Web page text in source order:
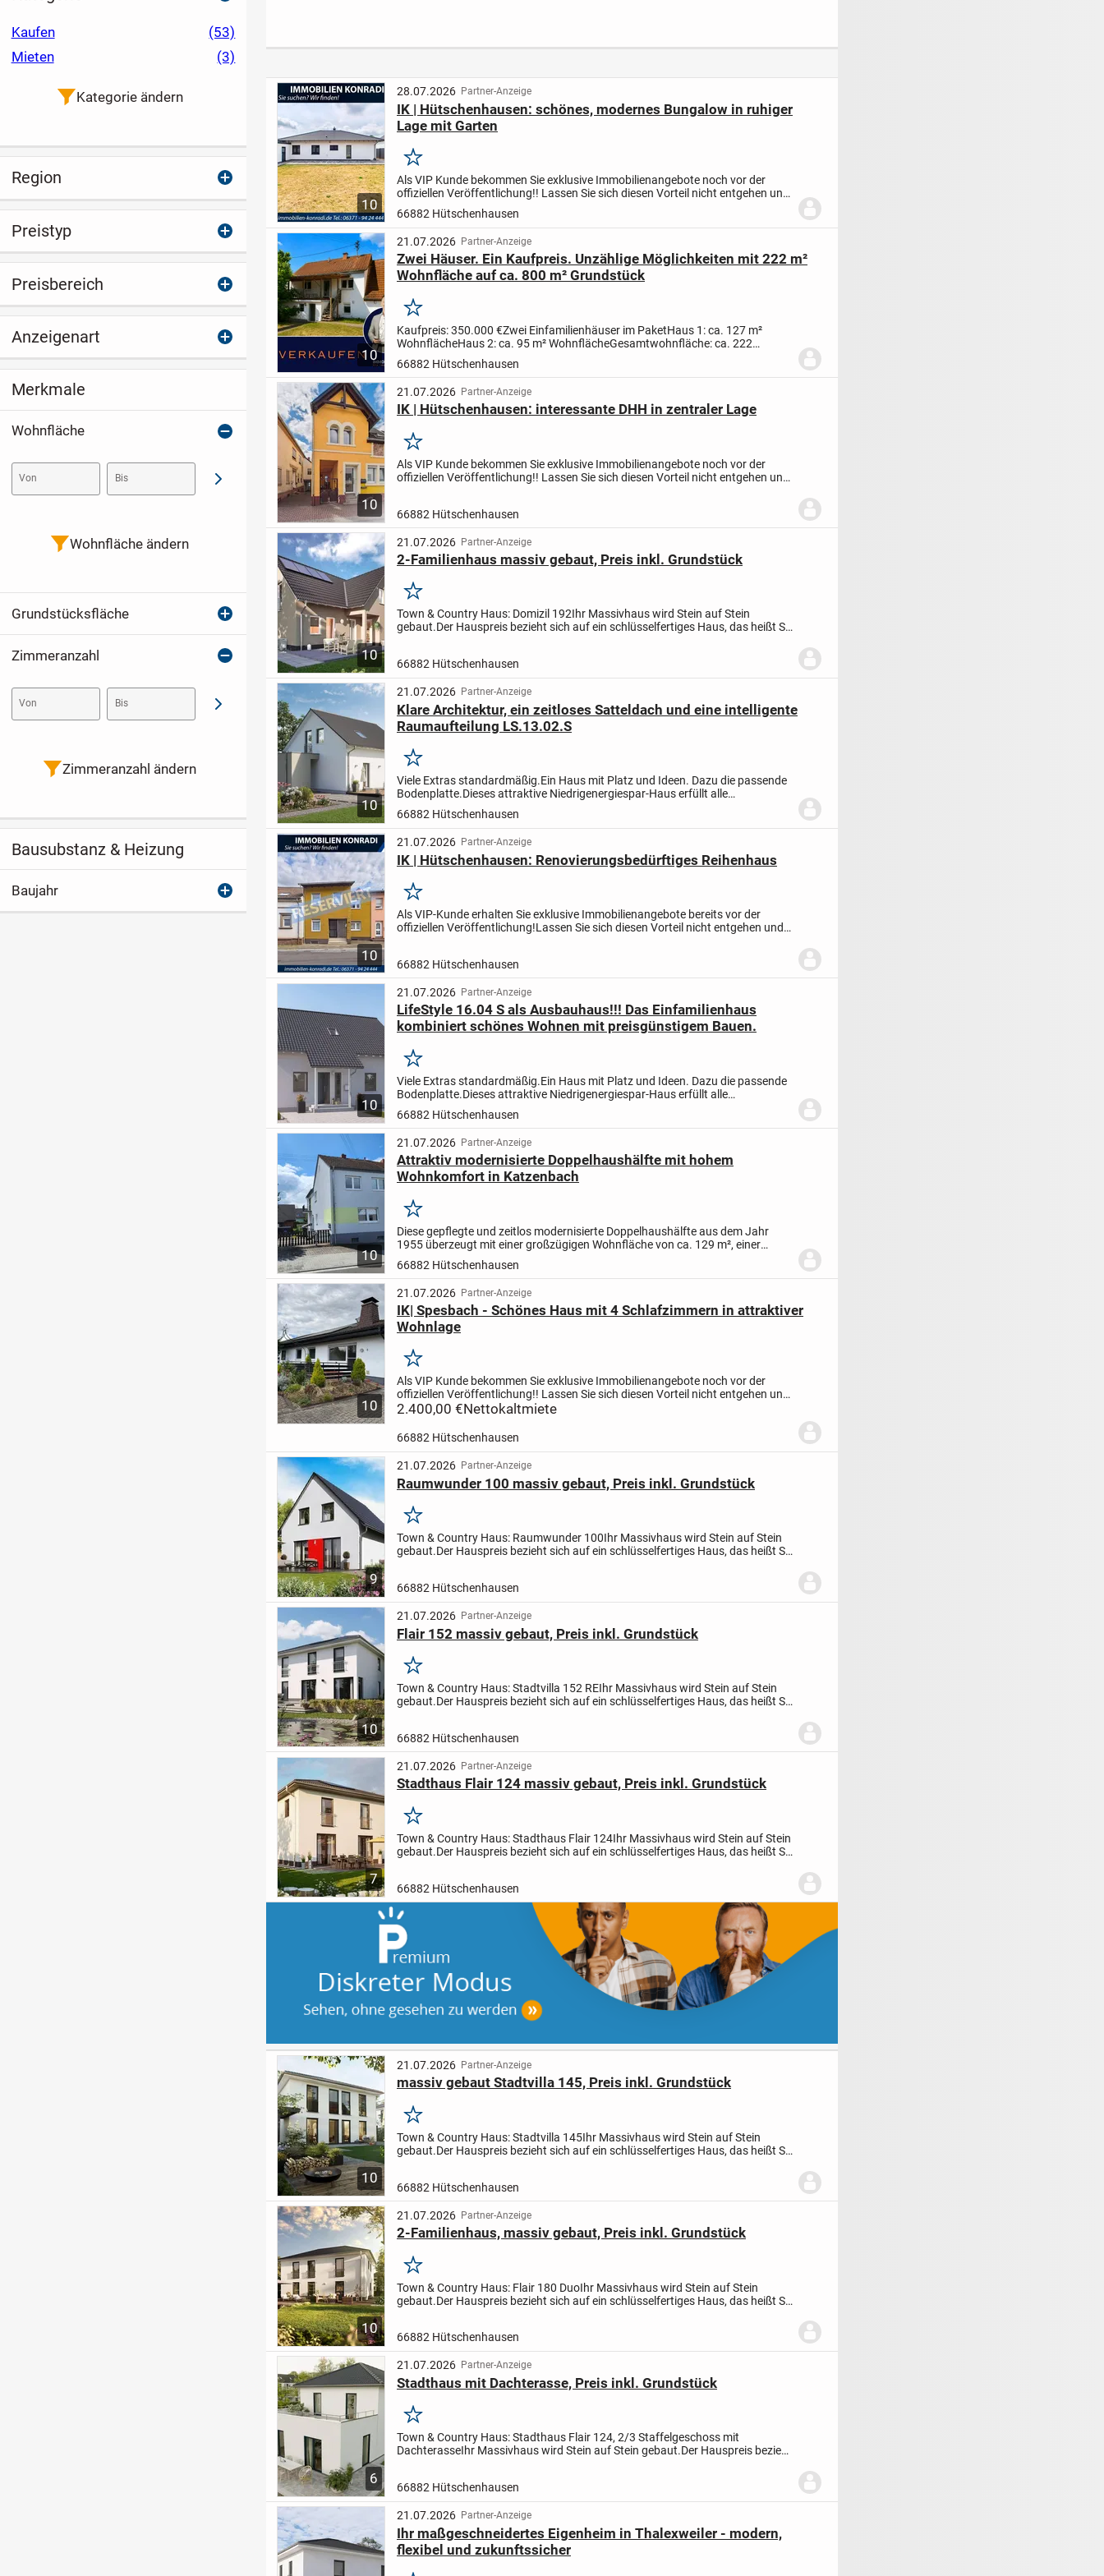
Individuell
gestaltbar für
Familien und
Generationen
10
28.07.2026 Partner-Anzeige
IK | Hütschenhausen: schönes, modernes Bungalow in ruhiger
Lage mit Garten
Merken
Als VIP Kunde bekommen Sie exklusive Immobilienangebote noch vor der
offiziellen Veröffentlichung!! Lassen Sie sich diesen Vorteil nicht entgehen und
treten Sie unserer Telegramm Gruppe unter: http://...
66882 Hütschenhausen
10
21.07.2026 Partner-Anzeige
Zwei Häuser. Ein Kaufpreis. Unzählige Möglichkeiten mit 222 m²
Wohnfläche auf ca. 800 m² Grundstück
Merken
Kaufpreis: 350.000 €Zwei Einfamilienhäuser im PaketHaus 1: ca. 127 m²
WohnflächeHaus 2: ca. 95 m² WohnflächeGesamtwohnfläche: ca. 222
Gesamtgrundstück: ca. 800 m²
66882 Hütschenhausen
10
21.07.2026 Partner-Anzeige
IK | Hütschenhausen: interessante DHH in zentraler Lage
Merken
Als VIP Kunde bekommen Sie exklusive Immobilienangebote noch vor der
offiziellen Veröffentlichung!! Lassen Sie sich diesen Vorteil nicht entgehen und
66882 Hütschenhausen
10
21.07.2026 Partner-Anzeige
2-Familienhaus massiv gebaut, Preis inkl. Grundstück
Merken
Town & Country Haus: Domizil 192Ihr Massivhaus wird Stein auf Stein
gebaut.Der Hauspreis bezieht sich auf ein schlüsselfertiges Haus, das heißt Sie
66882 Hütschenhausen
10
21.07.2026 Partner-Anzeige
Klare Architektur, ein zeitloses Satteldach und eine intelligente
Raumaufteilung LS.13.02.S
Merken
Viele Extras standardmäßig.Ein Haus mit Platz und Ideen. Dazu die passende
Bodenplatte.Dieses attraktive Niedrigenergiespar-Haus erfüllt alle
Anforderungen, die eine Familie an Platz und Ausstattun...
66882 Hütschenhausen
10
21.07.2026 Partner-Anzeige
IK | Hütschenhausen: Renovierungsbedürftiges Reihenhaus
Merken
Als VIP-Kunde erhalten Sie exklusive Immobilienangebote bereits vor der
offiziellen Veröffentlichung!Lassen Sie sich diesen Vorteil nicht entgehen und
66882 Hütschenhausen
10
21.07.2026 Partner-Anzeige
LifeStyle 16.04 S als Ausbauhaus!!! Das Einfamilienhaus
kombiniert schönes Wohnen mit preisgünstigem Bauen.
Merken
Viele Extras standardmäßig.Ein Haus mit Platz und Ideen. Dazu die passende
Bodenplatte.Dieses attraktive Niedrigenergiespar-Haus erfüllt alle
Anforderungen, die eine Familie an Platz und Ausstattun...
66882 Hütschenhausen
10
21.07.2026 Partner-Anzeige
Attraktiv modernisierte Doppelhaushälfte mit hohem
Wohnkomfort in Katzenbach
Merken
Diese gepflegte und zeitlos modernisierte Doppelhaushälfte aus dem Jahr
1955 überzeugt mit einer großzügigen Wohnfläche von ca. 129 m², einer
durchdachten Raumaufteilung sowie einem gepflegten und...
66882 Hütschenhausen
10
21.07.2026 Partner-Anzeige
IK| Spesbach - Schönes Haus mit 4 Schlafzimmern in attraktiver
Wohnlage
Merken
Als VIP Kunde bekommen Sie exklusive Immobilienangebote noch vor der
offiziellen Veröffentlichung!! Lassen Sie sich diesen Vorteil nicht entgehen und
treten Sie unserer Telegramm Gruppe unter: http://...
2.400,00 €Nettokaltmiete
66882 Hütschenhausen
9
21.07.2026 Partner-Anzeige
Raumwunder 100 massiv gebaut, Preis inkl. Grundstück
Merken
Town & Country Haus: Raumwunder 100Ihr Massivhaus wird Stein auf Stein
gebaut.Der Hauspreis bezieht sich auf ein schlüsselfertiges Haus, das heißt Sie
66882 Hütschenhausen
10
21.07.2026 Partner-Anzeige
Flair 152 massiv gebaut, Preis inkl. Grundstück
Merken
Town & Country Haus: Stadtvilla 152 REIhr Massivhaus wird Stein auf Stein
gebaut.Der Hauspreis bezieht sich auf ein schlüsselfertiges Haus, das heißt Sie
66882 Hütschenhausen
7
21.07.2026 Partner-Anzeige
Stadthaus Flair 124 massiv gebaut, Preis inkl. Grundstück
Merken
Town & Country Haus: Stadthaus Flair 124Ihr Massivhaus wird Stein auf Stein
gebaut.Der Hauspreis bezieht sich auf ein schlüsselfertiges Haus, das heißt Sie
66882 Hütschenhausen
10
21.07.2026 Partner-Anzeige
massiv gebaut Stadtvilla 145, Preis inkl. Grundstück
Merken
Town & Country Haus: Stadtvilla 145Ihr Massivhaus wird Stein auf Stein
gebaut.Der Hauspreis bezieht sich auf ein schlüsselfertiges Haus, das heißt Sie
66882 Hütschenhausen
10
21.07.2026 Partner-Anzeige
2-Familienhaus, massiv gebaut, Preis inkl. Grundstück
Merken
Town & Country Haus: Flair 180 DuoIhr Massivhaus wird Stein auf Stein
gebaut.Der Hauspreis bezieht sich auf ein schlüsselfertiges Haus, das heißt Sie
66882 Hütschenhausen
6
21.07.2026 Partner-Anzeige
Stadthaus mit Dachterasse, Preis inkl. Grundstück
Merken
Town & Country Haus: Stadthaus Flair 124, 2/3 Staffelgeschoss mit
DachterasseIhr Massivhaus wird Stein auf Stein gebaut.Der Hauspreis bezieht
66882 Hütschenhausen
21.07.2026 Partner-Anzeige
Ihr maßgeschneidertes Eigenheim in Thalexweiler - modern,
flexibel und zukunftssicher
Kaufen
(53)
Mieten
(3)
Kategorie ändern
Region
Preistyp
Preisbereich
Anzeigenart
Merkmale
Wohnfläche
Von Bis Abschicken
Wohnfläche ändern
Grundstücksfläche
Zimmeranzahl
Von Bis Abschicken
Zimmeranzahl ändern
Bausubstanz & Heizung
Baujahr